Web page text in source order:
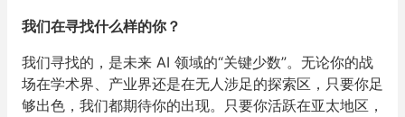
我们在寻找什么样的你？
我们寻找的，是未来 AI 领域的“关键少数”。无论你的战
场在学术界、产业界还是在无人涉足的探索区，只要你足
够出色，我们都期待你的出现。只要你活跃在亚太地区，